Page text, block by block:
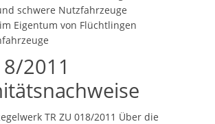
schwere Nutzfahrzeuge
Eigentum von Flüchtlingen
2011
TR ZU 018/2011 Über die